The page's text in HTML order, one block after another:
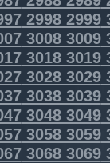
29982999
30083009
30183019
30283029
30383039
30483049
30583059
30683069